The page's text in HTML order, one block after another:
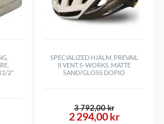
2"
SPECIALIZED HJÄLM, PREVAIL
II VENT S-WORKS, MATTE
SAND/GLOSS DOPIO
2 294,00 kr
3 792,00 kr